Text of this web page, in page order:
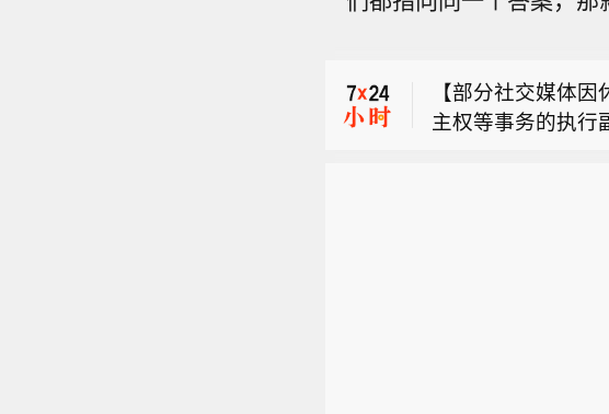
（Meta），要求平
测，并强化与事
海峡附近的地中海
【部分社交媒体
主权等事务的执行